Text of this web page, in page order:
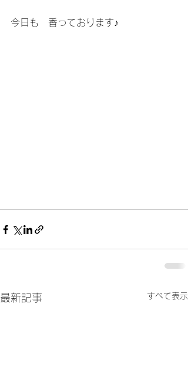
今日も　香っております♪
最新記事 すべて表示